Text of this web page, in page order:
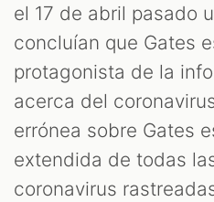
el 17 de abril pasado
concluían que Gates
protagonista de la
acerca del
errónea sobre Gates
extendida de todas
coronavirus